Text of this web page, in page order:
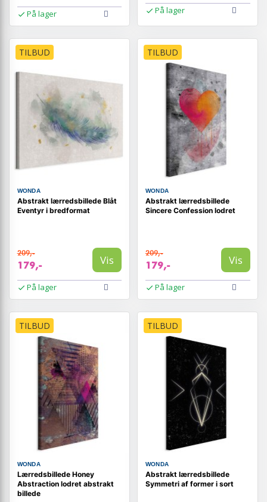
På lager På lager
TILBUD
WONDA
Abstrakt lærredsbillede Blåt
Eventyr i bredformat
209,-
179,- Vis
På lager
TILBUD
WONDA
Abstrakt lærredsbillede
Sincere Confession lodret
209,-
179,- Vis
På lager
TILBUD
WONDA
Lærredsbillede Honey
Abstraction lodret abstrakt
billede
TILBUD
WONDA
Abstrakt lærredsbillede
Symmetri af former i sort